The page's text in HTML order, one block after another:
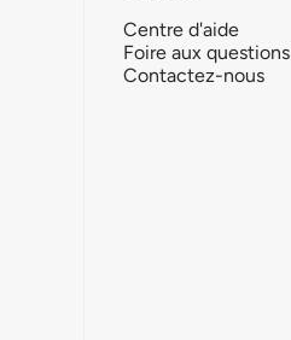
Centre d'aide
Foire aux questions
Contactez-nous